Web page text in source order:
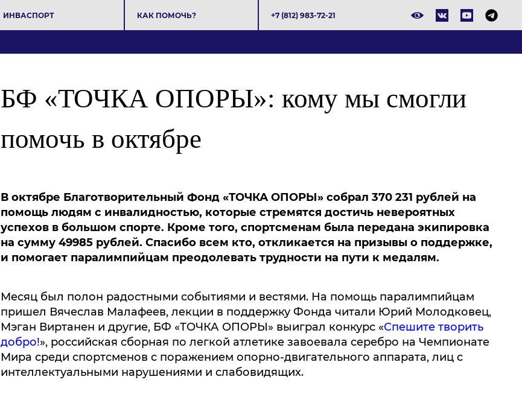
ИНВАСПОРТ КАК ПОМОЧЬ? +7 (812) 983-72-21
БФ «ТОЧКА ОПОРЫ»: кому мы смогли
помочь в октябре
В октябре Благотворительный Фонд «ТОЧКА ОПОРЫ» собрал 370 231 рублей на
помощь людям с инвалидностью, которые стремятся достичь невероятных
успехов в большом спорте. Кроме того, спортсменам была передана экипировка
на сумму 49985 рублей. Спасибо всем кто, откликается на призывы о поддержке,
и помогает паралимпийцам преодолевать трудности на пути к медалям.
Месяц был полон радостными событиями и вестями. На помощь паралимпийцам
пришел Вячеслав Малафеев, лекции в поддержку Фонда читали Юрий Молодковец,
Мэган Виртанен и другие, БФ «ТОЧКА ОПОРЫ» выиграл конкурс «Спешите творить
добро!», российская сборная по легкой атлетике завоевала серебро на Чемпионате
Мира среди спортсменов с поражением опорно-двигательного аппарата, лиц с
интеллектуальными нарушениями и слабовидящих.